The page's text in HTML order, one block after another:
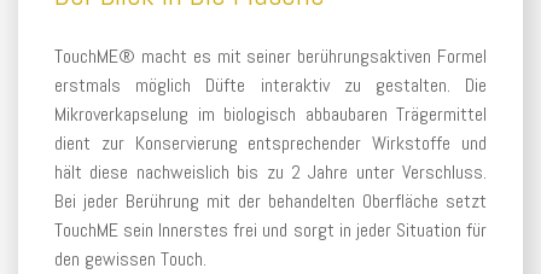
TouchME® macht es mit seiner berührungsaktiven Formel
erstmals möglich Düfte interaktiv zu gestalten. Die
Mikroverkapselung im biologisch abbaubaren Trägermittel
dient zur Konservierung entsprechender Wirkstoffe und
hält diese nachweislich bis zu 2 Jahre unter Verschluss.
Bei jeder Berührung mit der behandelten Oberfläche setzt
TouchME sein Innerstes frei und sorgt in jeder Situation für
den gewissen Touch.